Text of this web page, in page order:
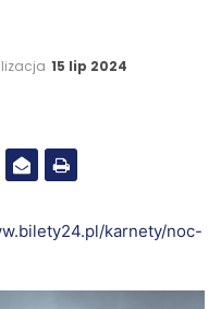
15 lip 2024
karnety/noc-